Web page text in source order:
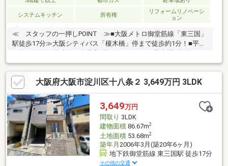
システムキッチン 所有権
リフォームリノベーシ
ョン
≪ スタッフの一押しPOINT ≫■大阪メトロ御堂筋線「東三国」
駅徒歩17分≫大阪シティバス「榎木橋」停まで徒歩約1分！■平成
■2階部分にリビング・水廻りが集約されています◎■2026年5月リ
フォーム済！≫水廻りすべて新調されます♪≫クロス・床・建具交
換・ハウスクリーニング 等≪ 周辺環境 ≫西三国小学校…徒
歩9分三国中学校…徒歩17分サンディ西三国店…徒歩10分ローソ
ン…徒歩8分
大阪府大阪市淀川区十八条２ 3,649万円 3LDK
3,649万円
間取り 3LDK
建物面積86.67m2
土地面積53.68m2
築年月 2006年3月(築20年6ヶ月)
地下鉄御堂筋線 東三国駅 徒歩17分
その他の交通